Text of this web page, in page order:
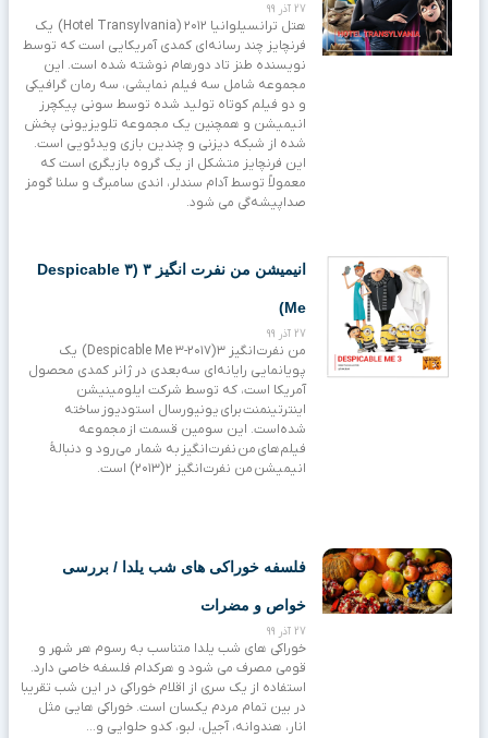
27 آذر 99
هتل ترانسیلوانیا ۲۰۱۲ (Hotel Transylvania) یک
فرنچایز چند رسانه‌ای کمدی آمریکایی است که توسط
نویسنده طنز تاد دورهام نوشته شده است. این
مجموعه شامل سه فیلم نمایشی، سه رمان گرافیکی
و دو فیلم کوتاه تولید شده توسط سونی پیکچرز
انیمیشن و همچنین یک مجموعه تلویزیونی پخش
شده از شبکه دیزنی و چندین بازی ویدئویی است.
این فرنچایز متشکل از یک گروه بازیگری است که
معمولاً توسط آدام سندلر، اندی سامبرگ و سلنا گومز
صداپیشه‌گی می شود.
انیمیشن من نفرت‌ انگیز ۳ (۳ Despicable
Me)
27 آذر 99
من نفرت‌انگیز ۳ (۲۰۱۷-Despicable Me 3) یک
پویانمایی رایانه‌ای سه‌بعدی در ژانر کمدی محصول
آمریکا است، که توسط شرکت ایلومینیشن
اینترتینمنت برای یونیورسال استودیوز ساخته
شده‌است. این سومین قسمت از مجموعه
فیلم‌های من نفرت‌انگیز به شمار می‌رود و دنبالهٔ
انیمیشن من نفرت‌انگیز ۲ (۲۰۱۳) است.
فلسفه خوراکی های شب یلدا / بررسی
خواص و مضرات
27 آذر 99
خوراکی های شب یلدا متناسب به رسوم هر شهر و
قومی مصرف می شود و هرکدام فلسفه خاصی دارد.
استفاده از یک سری از اقلام خوراکی در این شب تقریبا
در بین تمام مردم یکسان است. خوراکی هایی مثل
انار، هندوانه، آجیل، لبو، کدو حلوایی و…